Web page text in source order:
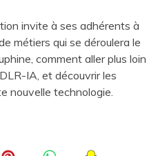
invite à ses adhérents à
métiers qui se déroulera le
comment aller plus loin
IA, et découvrir les
nouvelle technologie.